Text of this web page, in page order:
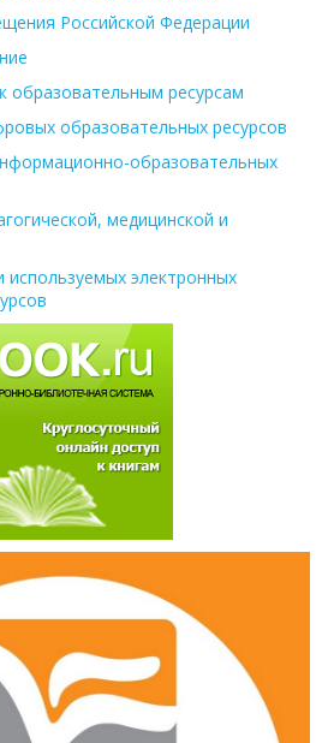
Российской Федерации
образовательным ресурсам
образовательных ресурсов
образовательных
медицинской и
используемых электронных